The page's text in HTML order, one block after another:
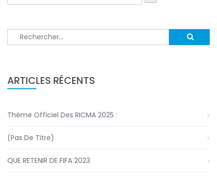
Rechercher :
ARTICLES RÉCENTS
Thème Officiel Des RICMA 2025 :
(pas De Titre)
QUE RETENIR DE FIFA 2023